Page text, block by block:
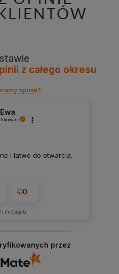
z całego okresu
opinie?
Ewa
i łatwe do otwarcia.
0
miesiącu
przez